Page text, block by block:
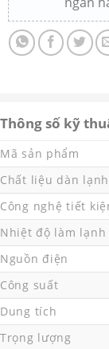
Thông số kỹ
Mã sản phẩm
Chất liệu dàn lạnh
Công nghệ tiết
Nhiệt độ làm lạnh
Nguồn điện
Công suất
Dung tích
Trọng lượng